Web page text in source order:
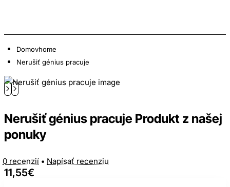
Domovhome
Nerušiť génius pracuje
Nerušiť génius pracuje Produkt z našej
ponuky
0 recenzií • Napísať recenziu
11,55€